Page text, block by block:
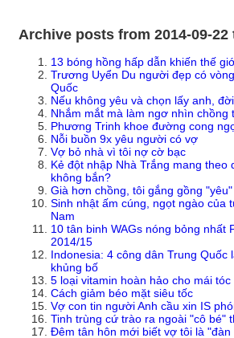
Archive posts from 2014-09-22
13 bóng hồng hấp dẫn khiến thế
Trương Uyển Du người đẹp có
Quốc
Nếu không yêu và chọn lấy anh,
Nhắm mắt mà làm ngơ nhìn chồng
Phương Trinh khoe đường cong
Nỗi buồn 9x yêu người có vợ
Vợ bỏ nhà vì tôi nợ cờ bạc
Kẻ đột nhập Nhà Trắng mang theo
không bắn?
Già hơn chồng, tôi gắng gồng
Sinh nhật ấm cúng, ngọt ngào của
Nam
10 tân binh WAGs nóng bỏng nhất
2014/15
Indonesia: 4 công dân Trung Quốc
khủng bố
5 loại vitamin hoàn hảo cho mái
Cách giảm béo mặt siêu tốc
Vợ con tin người Anh cầu xin IS
Tinh trùng cứ trào ra ngoài "cô bé"
Đêm tân hôn mới biết vợ tôi là "đàn